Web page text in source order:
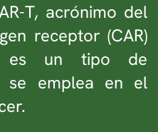
T, acrónimo del
receptor (CAR)
es un tipo de
se emplea en el